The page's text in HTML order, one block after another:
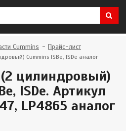
Cummins Прайс-лист
Cummins ISBe, ISDe аналог
цилиндровый)
ISDe. Артикул
LP4865 аналог